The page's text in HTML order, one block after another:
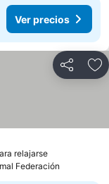
Ver precios
Compartir
relajarseVer precios
Federación